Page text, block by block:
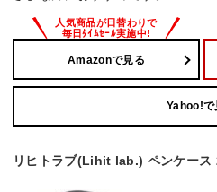
Amazonで見る
Yahoo!で
リヒトラブ(Lihit lab.) ペンケース